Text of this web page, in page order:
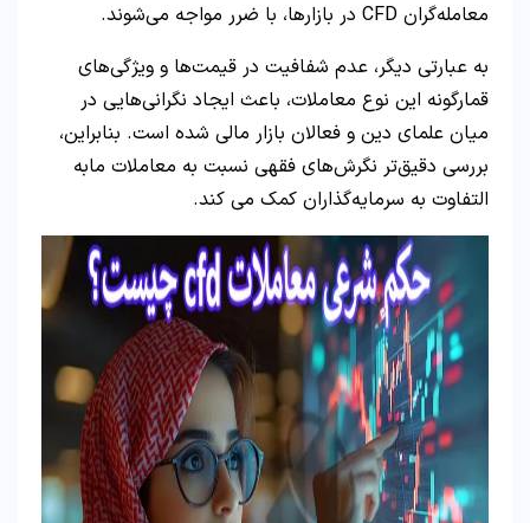
معامله‌گران CFD در بازارها، با ضرر مواجه می‌شوند.
به عبارتی دیگر، عدم شفافیت در قیمت‌ها و ویژگی‌های
قمارگونه این نوع معاملات، باعث ایجاد نگرانی‌هایی در
میان علمای دین و فعالان بازار مالی شده است. بنابراین،
بررسی دقیق‌تر نگرش‌های فقهی نسبت به معاملات مابه
التفاوت به سرمایه‌گذاران کمک می کند.